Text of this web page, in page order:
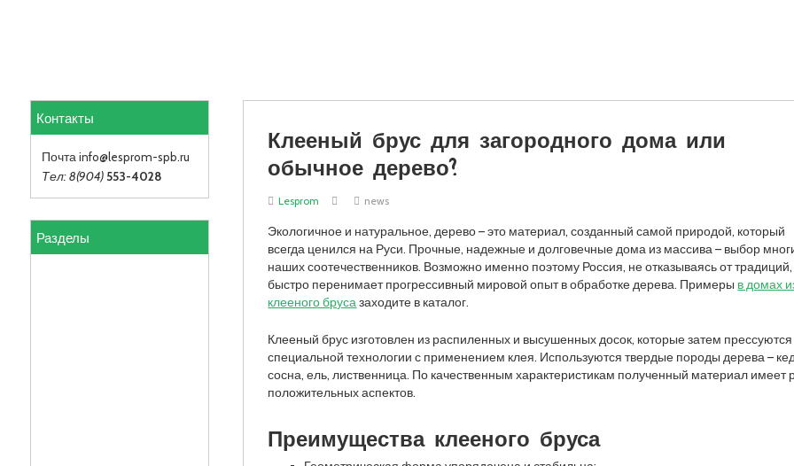
Клееный брус для загородного дома или
обычное дерево?
Lesprom news
Экологичное и натуральное, дерево – это материал, созданный самой природой, который
всегда ценился на Руси. Прочные, надежные и долговечные дома из массива – выбор
наших соотечественников. Возможно именно поэтому Россия, не отказываясь от традиций,
быстро перенимает прогрессивный мировой опыт в обработке дерева. Примеры в домах
клееного брусазаходите в каталог.
Клееный брус изготовлен из распиленных и высушенных досок, которые затем
специальной технологии с применением клея. Используются твердые породы дерева –
сосна, ель, лиственница. По качественным характеристикам полученный материал имеет
положительных аспектов.
Преимущества клееного бруса
Контакты
Почта info@lesprom-spb.ru
Тел: 8(904) 553-4028
Разделы